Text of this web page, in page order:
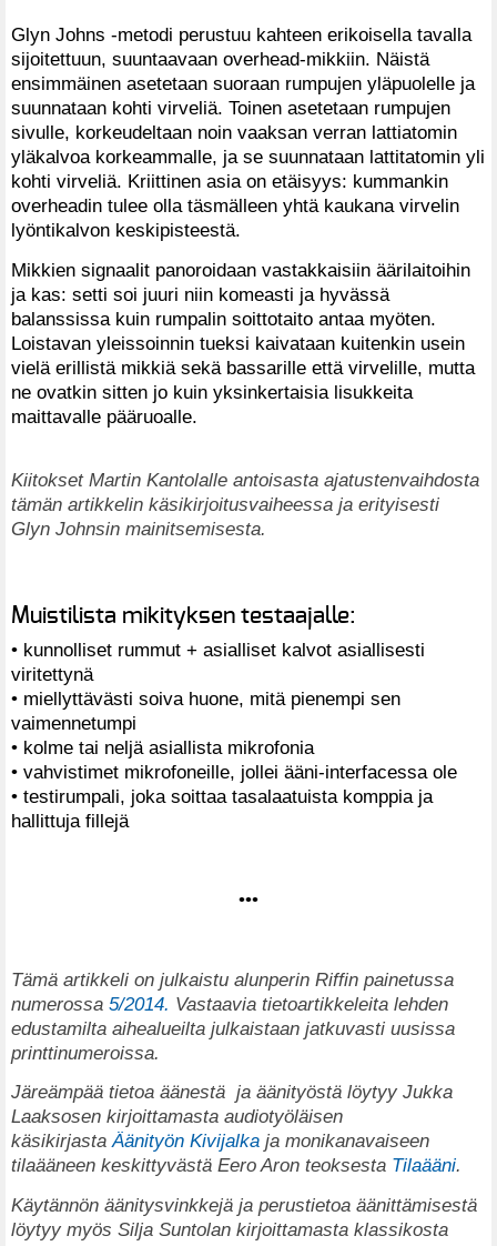
Glyn Johns -metodi perustuu kahteen erikoisella tavalla
sijoitettuun, suuntaavaan overhead-mikkiin. Näistä
ensimmäinen asetetaan suoraan rumpujen yläpuolelle ja
suunnataan kohti virveliä. Toinen asetetaan rumpujen
sivulle, korkeudeltaan noin vaaksan verran lattiatomin
yläkalvoa korkeammalle, ja se suunnataan lattitatomin yli
kohti virveliä. Kriittinen asia on etäisyys: kummankin
overheadin tulee olla täsmälleen yhtä kaukana virvelin
lyöntikalvon keskipisteestä.
Mikkien signaalit panoroidaan vastakkaisiin äärilaitoihin
ja kas: setti soi juuri niin komeasti ja hyvässä
balanssissa kuin rumpalin soittotaito antaa myöten.
Loistavan yleissoinnin tueksi kaivataan kuitenkin usein
vielä erillistä mikkiä sekä bassarille että virvelille, mutta
ne ovatkin sitten jo kuin yksinkertaisia lisukkeita
maittavalle pääruoalle.
Kiitokset Martin Kantolalle antoisasta ajatustenvaihdosta
tämän artikkelin käsikirjoitusvaiheessa ja erityisesti
Glyn Johnsin mainitsemisesta.
Muistilista mikityksen testaajalle:
• kunnolliset rummut + asialliset kalvot asiallisesti
viritettynä
• miellyttävästi soiva huone, mitä pienempi sen
vaimennetumpi
• kolme tai neljä asiallista mikrofonia
• vahvistimet mikrofoneille, jollei ääni-interfacessa ole
• testirumpali, joka soittaa tasalaatuista komppia ja
hallittuja fillejä
•••
Tämä artikkeli on julkaistu alunperin Riffin painetussa
numerossa 5/2014. Vastaavia tietoartikkeleita lehden
edustamilta aihealueilta julkaistaan jatkuvasti uusissa
printtinumeroissa.
Järeämpää tietoa äänestä ja äänityöstä löytyy Jukka
Laaksosen kirjoittamasta audiotyöläisen
käsikirjastaÄänityön Kivijalka ja monikanavaiseen
tilaääneen keskittyvästä Eero Aron teoksesta Tilaääni.
Käytännön äänitysvinkkejä ja perustietoa äänittämisestä
löytyy myös Silja Suntolan kirjoittamasta klassikosta